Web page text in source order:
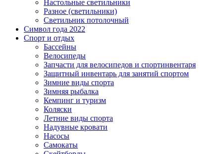
Настольные светильники
Разное (светильники)
Светильник потолочный
Символ года 2022
Спорт и отдых
Бассейны
Велосипеды
Запчасти для велосипедов и спортинвентаря
Защитный инвентарь для занятий спортом
Зимние виды спорта
Зимняя рыбалка
Кемпинг и туризм
Коляски
Летние виды спорта
Надувные кровати
Насосы
Самокаты